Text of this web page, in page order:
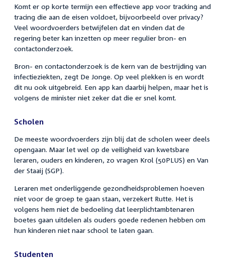
Komt er op korte termijn een effectieve app voor tracking and
tracing die aan de eisen voldoet, bijvoorbeeld over privacy?
Veel woordvoerders betwijfelen dat en vinden dat de
regering beter kan inzetten op meer regulier bron- en
contactonderzoek.
Bron- en contactonderzoek is de kern van de bestrijding van
infectieziekten, zegt De Jonge. Op veel plekken is en wordt
dit nu ook uitgebreid. Een app kan daarbij helpen, maar het is
volgens de minister niet zeker dat die er snel komt.
Scholen
De meeste woordvoerders zijn blij dat de scholen weer deels
opengaan. Maar let wel op de veiligheid van kwetsbare
leraren, ouders en kinderen, zo vragen Krol (50PLUS) en Van
der Staaij (SGP).
Leraren met onderliggende gezondheidsproblemen hoeven
niet voor de groep te gaan staan, verzekert Rutte. Het is
volgens hem niet de bedoeling dat leerplichtambtenaren
boetes gaan uitdelen als ouders goede redenen hebben om
hun kinderen niet naar school te laten gaan.
Studenten